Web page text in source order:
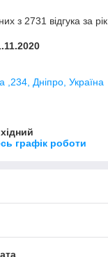
з 2731 відгука за рік
,234, Дніпро, Україна
графік роботи